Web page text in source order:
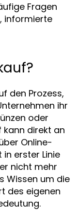
Fragen
informierte
den Prozess,
ihr
oder
kann direkt an
Online-
erster Linie
nicht mehr
Wissen um die
des eigenen